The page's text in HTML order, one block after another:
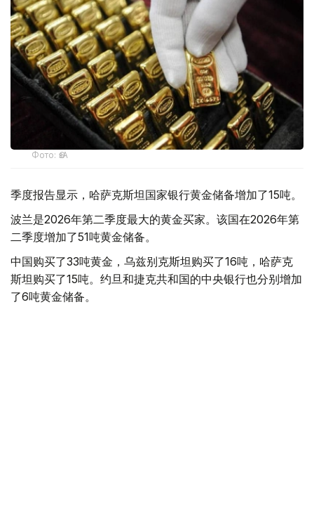
Фото: ӨзА
季度报告显示，哈萨克斯坦国家银行黄金储备增加了15吨。
波兰是2026年第二季度最大的黄金买家。该国在2026年第
二季度增加了51吨黄金储备。
中国购买了33吨黄金，乌兹别克斯坦购买了16吨，哈萨克
斯坦购买了15吨。约旦和捷克共和国的中央银行也分别增加
了6吨黄金储备。